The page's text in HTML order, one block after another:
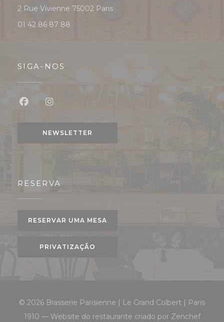
2 Rue Vivienne 75002 Paris((abre numa nova janela))
01 42 86 87 88
SIGA-NOS
NEWSLETTER
RESERVA
RESERVAR UMA MESA
PRIVATIZAÇÃO
© 2026 Brasserie Parisienne | Le Grand Colbert | Paris
1910 — Website do restaurante criado por Zenchef((abre